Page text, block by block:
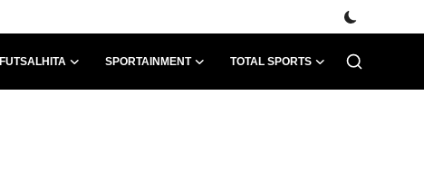
FUTSALHITA SPORTAINMENT TOTAL SPORTS